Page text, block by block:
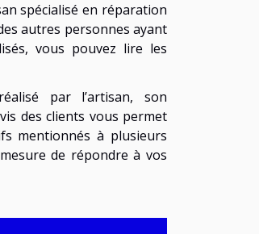
spécialisé en réparation
autres personnes ayant
vous pouvez lire les
par l’artisan, son
des clients vous permet
mentionnés à plusieurs
de répondre à vos